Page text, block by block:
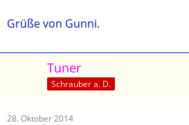
Grüße von Gunni.
Tuner
Schrauber a. D.
28. Oktober 2014